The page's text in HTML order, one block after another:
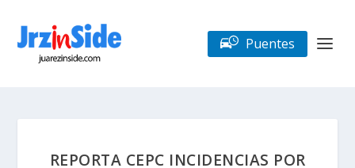
Puentes
REPORTA CEPC INCIDENCIAS POR